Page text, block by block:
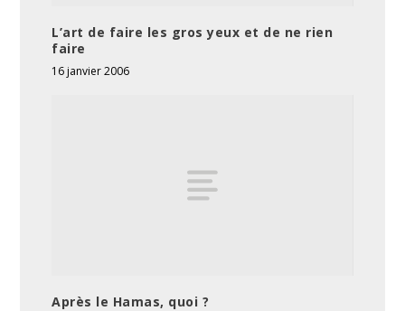
L’art de faire les gros yeux et de ne rien
faire
16 janvier 2006
Après le Hamas, quoi ?